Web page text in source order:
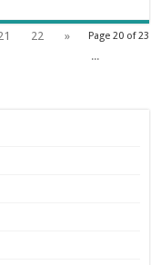
Page 20 of 23
22
»
...